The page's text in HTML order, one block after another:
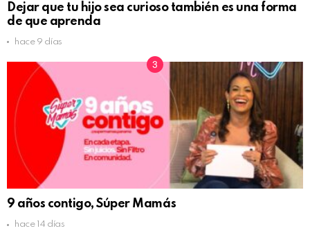
Dejar que tu hijo sea curioso también es una forma
de que aprenda
hace 9 días
9 años contigo, Súper Mamás
hace 14 días